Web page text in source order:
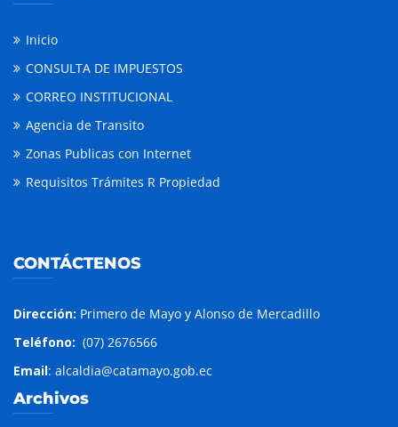
Inicio
CONSULTA DE IMPUESTOS
CORREO INSTITUCIONAL
Agencia de Transito
Zonas Publicas con Internet
Requisitos Trámites R Propiedad
CONTÁCTENOS
Dirección: Primero de Mayo y Alonso de Mercadillo
Teléfono: (07) 2676566
Email: alcaldia@catamayo.gob.ec
Archivos